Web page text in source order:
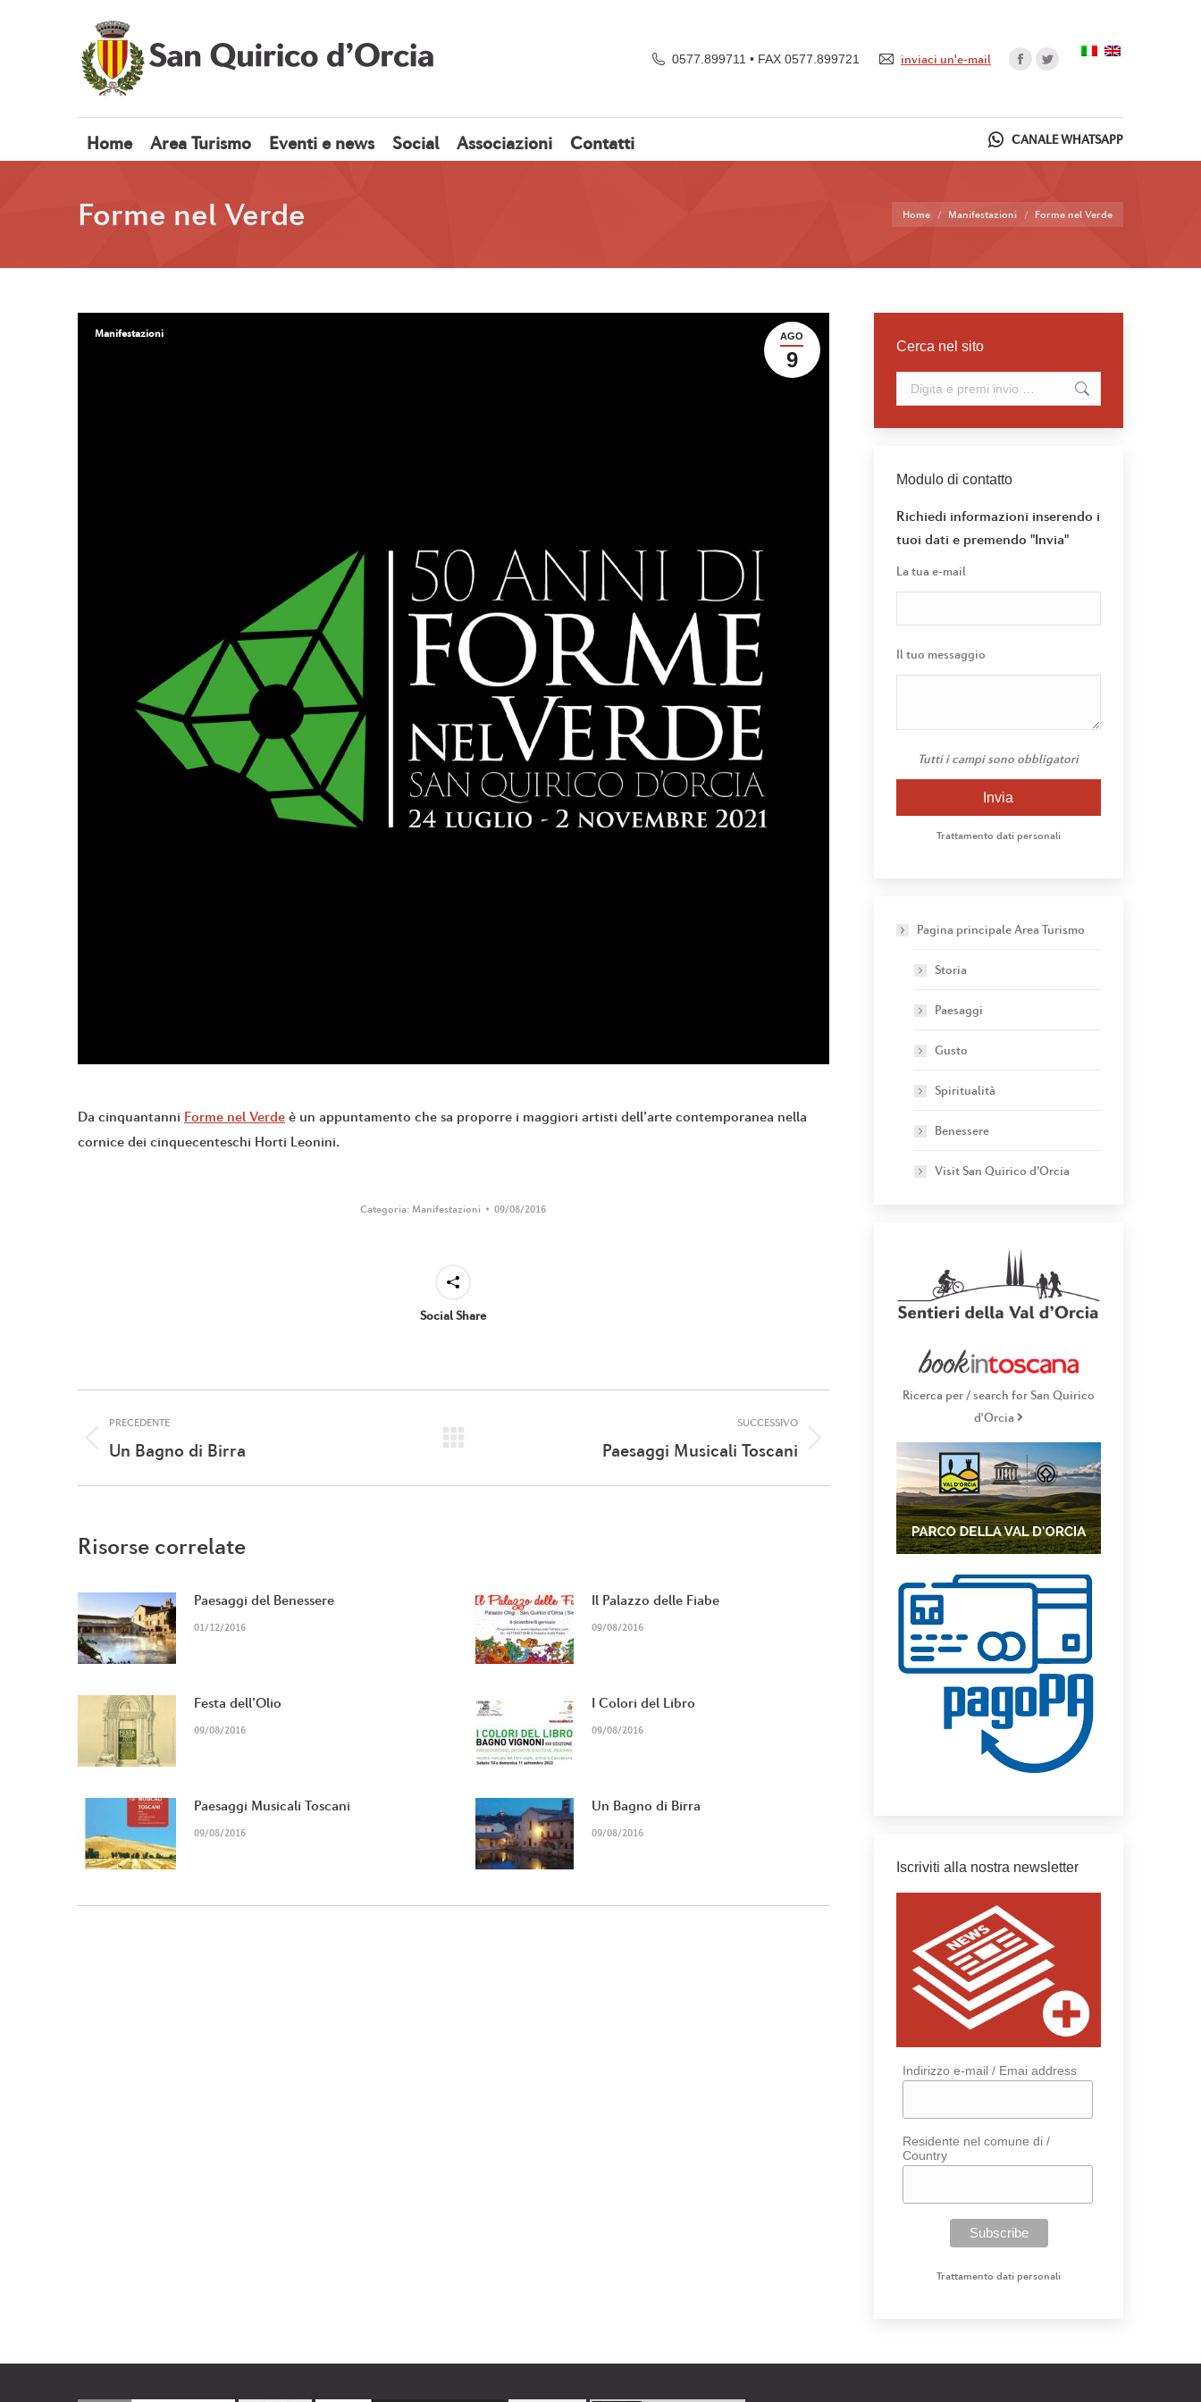
0577.899711 • FAX 0577.899721 inviaci un'e-mail
Home Area Turismo Eventi e news Social Associazioni Contatti CANALE WHATSAPP
Forme nel Verde Tu sei qui:
Home Manifestazioni Forme nel Verde
AGO
9
Manifestazioni
Da cinquantanni Forme nel Verde è un appuntamento che sa proporre i maggiori artisti dell’arte contemporanea nella
cornice dei cinquecenteschi Horti Leonini.
Categoria: Manifestazioni 09/08/2016
Social Share
tra
i
PRECEDENTE
Post
Un Bagno di Birra
SUCCESSIVO
Paesaggi Musicali Toscani
Risorse correlate
Paesaggi del Benessere
01/12/2016
Il Palazzo delle Fiabe
09/08/2016
Festa dell’Olio
09/08/2016
I Colori del Libro
09/08/2016
Paesaggi Musicali Toscani
09/08/2016
Un Bagno di Birra
09/08/2016
Cerca nel sito
Cerca:
Modulo di contatto
Richiedi informazioni inserendo i
tuoi dati e premendo "Invia"
La tua e-mail
Il tuo messaggio
Tutti i campi sono obbligatori
Trattamento dati personali
Pagina principale Area Turismo
Storia
Paesaggi
Gusto
Spiritualità
Benessere
Visit San Quirico d’Orcia
Ricerca per / search for San Quirico
d'Orcia
Iscriviti alla nostra newsletter
Indirizzo e-mail / Emai address
Residente nel comune di /
Country
Trattamento dati personali